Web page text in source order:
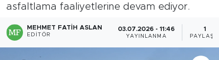
asfaltlama faaliyetlerine devam ediyor.
MEHMET FATIH ASLAN
EDITÖR
03.07.2026 - 11:46
YAYINLANMA
1